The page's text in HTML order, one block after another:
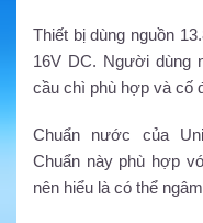
Thiết bị dùng nguồn
16V DC. Người dùng
cầu chì phù hợp và cố
Chuẩn nước của
Chuẩn này phù hợp
nên hiểu là có thể